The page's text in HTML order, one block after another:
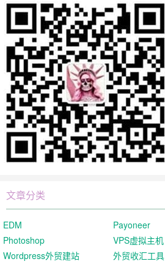
文章分类
EDM
Payoneer
Photoshop
VPS虚拟主机
Wordpress外贸建站
外贸收汇工具